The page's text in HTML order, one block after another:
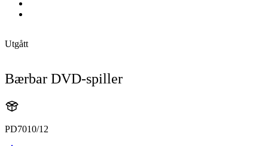
Utgått
Bærbar DVD-spiller
PD7010/12